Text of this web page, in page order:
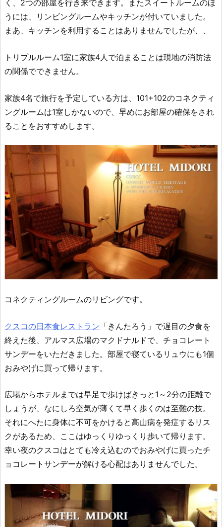
く、2つの部屋を行き来できます。またスイートルームのほ
うには、リンビングルームやキッチンが付いていました。
まあ、キッチンを利用することはありませんでしたが、、
トリプルルーム1室に家族4人で泊まることは現地の消防法
の関係でできません。
家族4名で旅行を予定している方は、101+102のコネクティ
ングルームは1室しかないので、早めにお部屋の確保をされ
ることをおすすめします。
コネクティングルームのリビングです。
クスコの日本食レストラン 「きんたろう」で遅目の夕食を
終えた後、アルマス広場のマクドナルドで、チョコレート
サンデーをいただきました。部屋で寝ているリュウにも1個
おみやげに買って帰ります。
広場からホテルまでは早足で歩けばきっと1～2分の距離で
しょうが、なにしろ空気が薄くて早く歩くのは至難の技。
それにへたに身体に不可をかけると高山病を発症するリス
クがあるため、ここはゆっくりゆっくり歩いて帰ります。
幸い夜のクスコはとても冷え込むのでおみやげに買ったチ
ョコレートサンデーが解ける心配はありませんでした。